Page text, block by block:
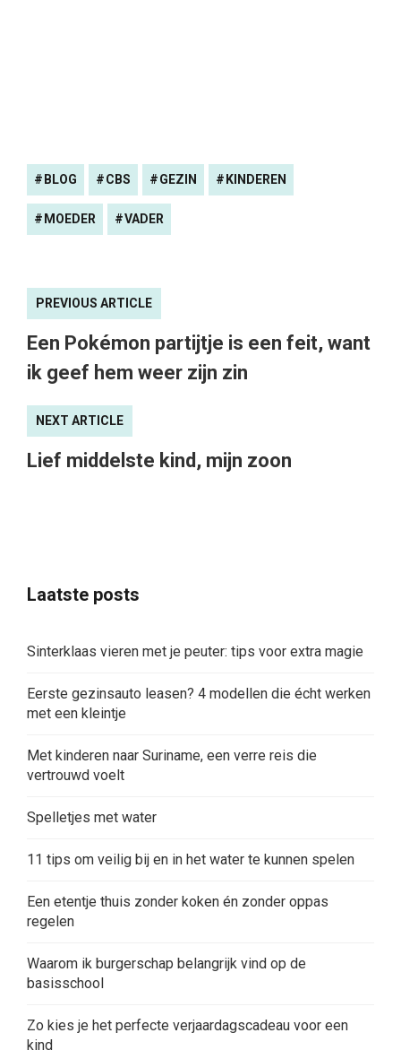
BLOG CBS GEZIN KINDEREN
MOEDER VADER
PREVIOUS ARTICLE
Een Pokémon partijtje is een feit, want
ik geef hem weer zijn zin
NEXT ARTICLE
Lief middelste kind, mijn zoon
Laatste posts
Sinterklaas vieren met je peuter: tips voor extra magie
Eerste gezinsauto leasen? 4 modellen die écht werken
met een kleintje
Met kinderen naar Suriname, een verre reis die
vertrouwd voelt
Spelletjes met water
11 tips om veilig bij en in het water te kunnen spelen
Een etentje thuis zonder koken én zonder oppas
regelen
Waarom ik burgerschap belangrijk vind op de
basisschool
Zo kies je het perfecte verjaardagscadeau voor een
kind